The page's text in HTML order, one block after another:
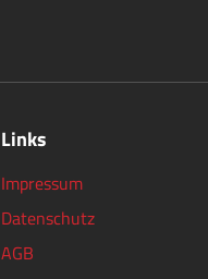
Links
Impressum
Datenschutz
AGB